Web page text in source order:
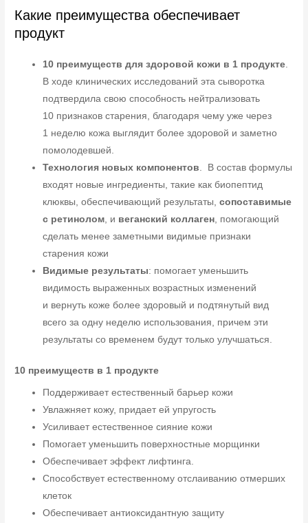
Какие преимущества обеспечивает
продукт
10 преимуществ для здоровой кожи в 1 продукте
В ходе клинических исследований эта сыворотка
подтвердила свою способность нейтрализовать
10 признаков старения, благодаря чему уже через
1 неделю кожа выглядит более здоровой и заметно
помолодевшей.
Технология новых компонентов . В состав формулы
входят новые ингредиенты, такие как биопептид
клюквы, обеспечивающий результаты,сопоставимые
с ретинолом , и веганский коллаген , помогающий
сделать менее заметными видимые признаки
старения кожи
Видимые результаты: помогает уменьшить
видимость выраженных возрастных изменений
и вернуть коже более здоровый и подтянутый вид
всего за одну неделю использования, причем эти
результаты со временем будут только улучшаться.
10 преимуществ в 1 продукте
Поддерживает естественный барьер кожи
Увлажняет кожу, придает ей упругость
Усиливает естественное сияние кожи
Помогает уменьшить поверхностные морщинки
Обеспечивает эффект лифтинга.
Способствует естественному отслаиванию отмерших
клеток
Обеспечивает антиоксидантную защиту